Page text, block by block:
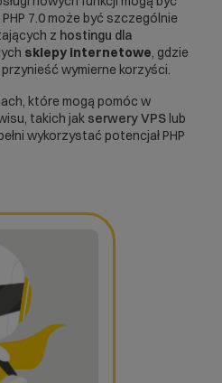
7.0 może być szczególnie
z hostingu dla
sklepy internetowe, gdzie
wymierne korzyści.
które mogą pomóc w
takich jak serwery VPS lub
wykorzystać potencjał PHP